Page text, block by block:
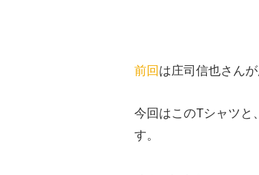
前回は庄司信也さん
今回はこのTシャツと
す。